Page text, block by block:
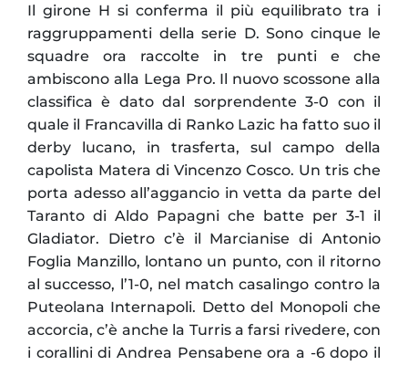
Il girone H si conferma il più equilibrato tra i
raggruppamenti della serie D. Sono cinque le
squadre ora raccolte in tre punti e che
ambiscono alla Lega Pro. Il nuovo scossone alla
classifica è dato dal sorprendente 3-0 con il
quale il Francavilla di Ranko Lazic ha fatto suo il
derby lucano, in trasferta, sul campo della
capolista Matera di Vincenzo Cosco. Un tris che
porta adesso all’aggancio in vetta da parte del
Taranto di Aldo Papagni che batte per 3-1 il
Gladiator. Dietro c’è il Marcianise di Antonio
Foglia Manzillo, lontano un punto, con il ritorno
al successo, l’1-0, nel match casalingo contro la
Puteolana Internapoli. Detto del Monopoli che
accorcia, c’è anche la Turris a farsi rivedere, con
i corallini di Andrea Pensabene ora a -6 dopo il